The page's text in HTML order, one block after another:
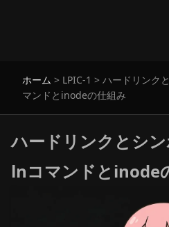
ホーム > LPIC-1 > ハードリンク
マンドとinodeの仕組み
ハードリンクとシ
lnコマンドとinode